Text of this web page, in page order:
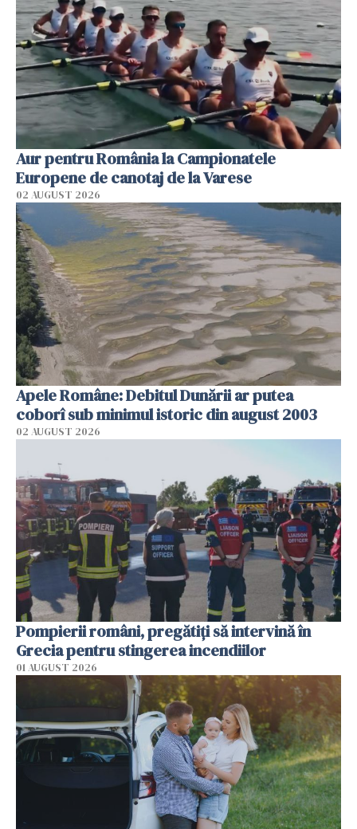
Aur pentru România la Campionatele
Europene de canotaj de la Varese
02 AUGUST 2026
Apele Române: Debitul Dunării ar putea
coborî sub minimul istoric din august 2003
02 AUGUST 2026
Pompierii români, pregătiţi să intervină în
Grecia pentru stingerea incendiilor
01 AUGUST 2026